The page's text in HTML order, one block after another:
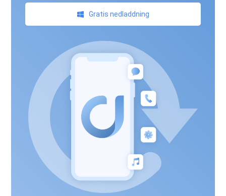
Gratis nedladdning